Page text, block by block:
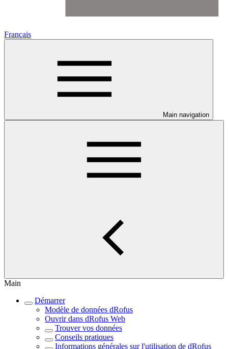
Français
Main navigation
Main
Démarrer
Modèle de données dRofus
Ouvrir dans dRofus Web
Trouver vos données
Conseils pratiques
Informations générales sur l'utilisation de dRofus